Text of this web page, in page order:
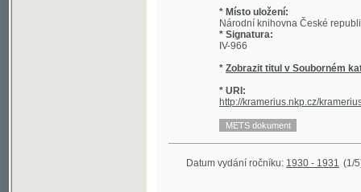
Zobrazit titul v Souborném katalogu
* URI: